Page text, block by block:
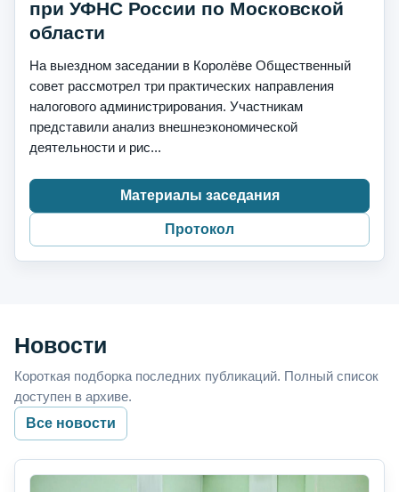
при УФНС России по Московской
области
На выездном заседании в Королёве Общественный
совет рассмотрел три практических направления
налогового администрирования. Участникам
представили анализ внешнеэкономической
деятельности и рис...
Материалы заседания
Протокол
Новости
Короткая подборка последних публикаций. Полный список
доступен в архиве.
Все новости